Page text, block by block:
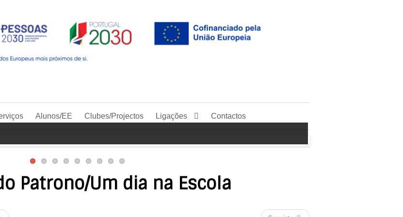
Alunos/EE Clubes/Projectos Ligações Contactos
Patrono/Um dia na Escola